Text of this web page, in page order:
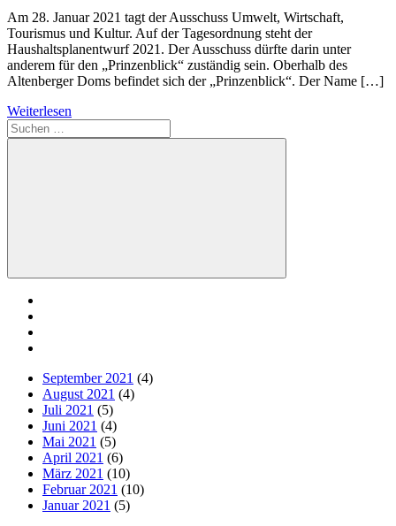
Am 28. Januar 2021 tagt der Ausschuss Umwelt, Wirtschaft,
Tourismus und Kultur. Auf der Tagesordnung steht der
Haushaltsplanentwurf 2021. Der Ausschuss dürfte darin unter
anderem für den „Prinzenblick“ zuständig sein. Oberhalb des
Altenberger Doms befindet sich der „Prinzenblick“. Der Name […]
Weiterlesen
Suchen
nach:
Suchen
September 2021 (4)
August 2021 (4)
Juli 2021 (5)
Juni 2021 (4)
Mai 2021 (5)
April 2021 (6)
März 2021 (10)
Februar 2021 (10)
Januar 2021 (5)